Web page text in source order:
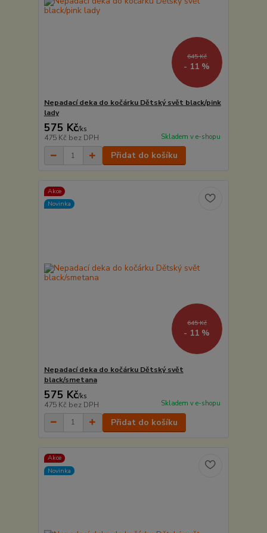
645 Kč
- 11 %
Nepadací deka do kočárku Dětský svět black/pink
lady
575 Kč/ks
475 Kč bez DPH Skladem v e-shopu
Přidat do košíku
Akce
Novinka
645 Kč
- 11 %
Nepadací deka do kočárku Dětský svět
black/smetana
575 Kč/ks
475 Kč bez DPH Skladem v e-shopu
Přidat do košíku
Akce
Novinka